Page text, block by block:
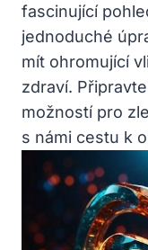
fascinující
jednoduché
mít ohromující
zdraví.
možností pro
s námi cestu k